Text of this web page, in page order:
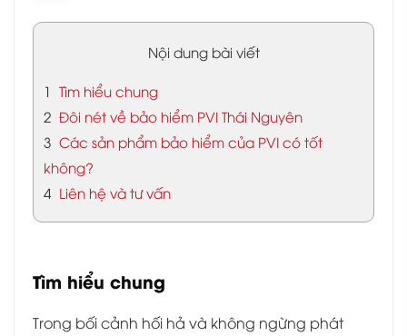
Nội dung bài viết
1 Tìm hiểu chung
2 Đôi nét về bảo hiểm PVI Thái Nguyên
3 Các sản phẩm bảo hiểm của PVI có tốt
không?
4 Liên hệ và tư vấn
Tìm hiểu chung
Trong bối cảnh hối hả và không ngừng phát